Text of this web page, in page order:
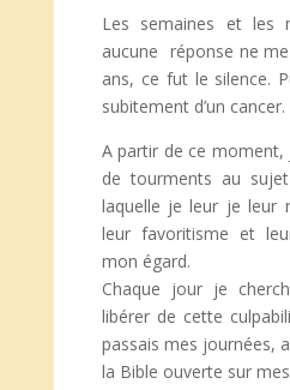
Les semaines et les
aucune réponse ne
ans, ce fut le silence.
subitement d’un cancer.
A partir de ce
de tourments au
laquelle je leur je leur
leur favoritisme et
mon égard.
Chaque jour je
libérer de cette
passais mes journées,
la Bible ouverte sur